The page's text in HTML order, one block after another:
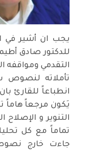
يجب ان أشير في
للدكتور صادق
التقدمي ومواقفه
تأملاته لنصوص
انطباعاً للقارئ
يَكون مرجعاً هاماً
التنوير و
تماماً مع كل
جاءت خارج